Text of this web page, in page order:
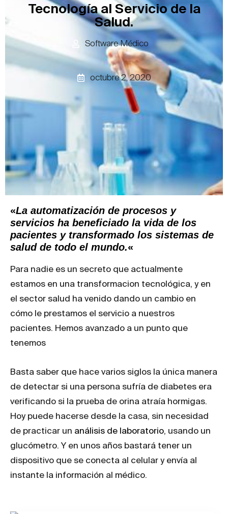
Tecnología al Servicio de la
Salud.
Software Médico
octubre 2, 2020
«La automatización de procesos y
servicios ha beneficiado la vida de los
pacientes y transformado los sistemas de
salud de todo el mundo.«
Para nadie es un secreto que actualmente
estamos en una transformacion tecnológica, y en
el sector salud ha venido dando un cambio en
cómo le prestamos el servicio a nuestros
pacientes. Hemos avanzado a un punto que
tenemos
Basta saber que hace varios siglos la única manera
de detectar si una persona sufría de diabetes era
verificando si la prueba de orina atraía hormigas.
Hoy puede hacerse desde la casa, sin necesidad
de practicar un análisis de laboratorio, usando un
glucómetro. Y en unos años bastará tener un
dispositivo que se conecta al celular y envía al
instante la información al médico.